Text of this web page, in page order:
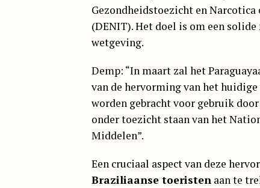
Gezondheidstoezicht en
(DENIT). Het doel is om een
wetgeving.
Demp: “In maart zal het
van de hervorming van het
worden gebracht voor gebruik
onder toezicht staan van het
Middelen”.
Een cruciaal aspect van deze
Braziliaanse toeristen aan te